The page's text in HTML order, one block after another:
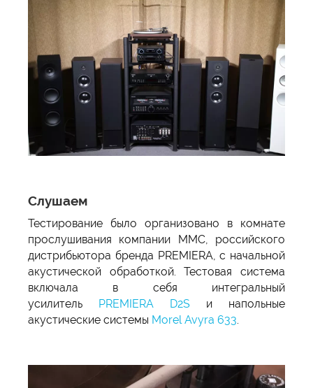
Слушаем
Тестирование было организовано в комнате
прослушивания компании ММС, российского
дистрибьютора бренда PREMIERA, с начальной
акустической обработкой. Тестовая система
включала в себя интегральный
усилитель
PREMIERA D2S и напольные
акустические системы Morel Avyra 633.